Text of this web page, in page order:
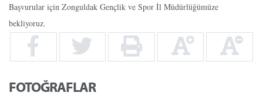
Başvurular için Zonguldak Gençlik ve Spor İl Müdürlüğümüze
bekliyoruz.
FOTOĞRAFLAR